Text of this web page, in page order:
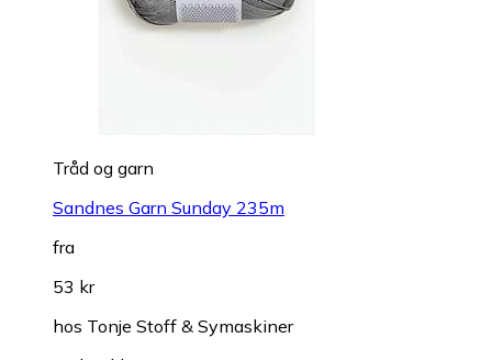
Tråd og garn
Sandnes Garn Sunday 235m
fra
53 kr
hos Tonje Stoff & Symaskiner